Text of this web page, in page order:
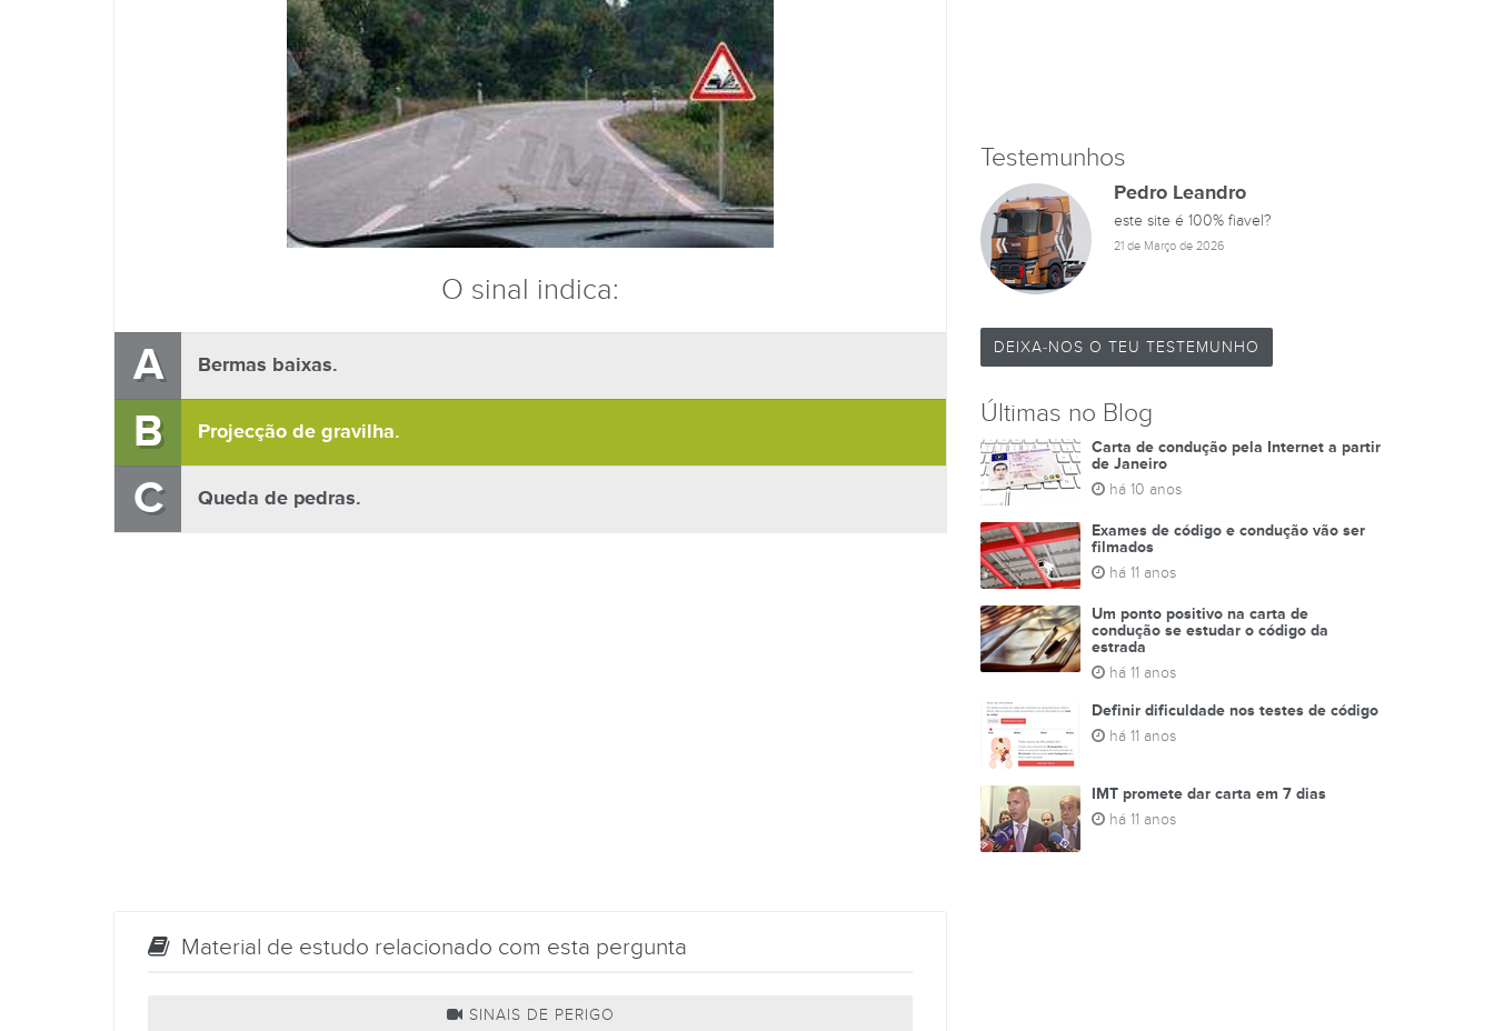
O sinal indica:
A Bermas baixas.
B Projecção de gravilha.
C Queda de pedras.
Material de estudo relacionado com esta pergunta
SINAIS DE PERIGO
Testemunhos
Pedro Leandro
este site é 100% fiavel?
21 de Março de 2026
DEIXA-NOS O TEU TESTEMUNHO
Últimas no Blog
Carta de condução pela Internet a partir
de Janeiro
há 10 anos
Exames de código e condução vão ser
filmados
há 11 anos
Um ponto positivo na carta de
condução se estudar o código da
estrada
há 11 anos
Definir dificuldade nos testes de código
há 11 anos
IMT promete dar carta em 7 dias
há 11 anos